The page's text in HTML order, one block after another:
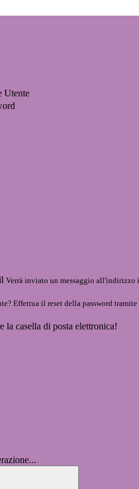
Utente
Verrà inviato un messaggio all'indirizzo
Effettua il reset della password tramite
la casella di posta elettronica!